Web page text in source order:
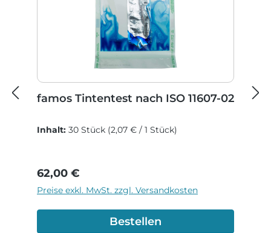
famos Tintentest nach ISO 11607-02
Inhalt: 30 Stück (2,07 € / 1 Stück)
Regulärer Preis:
62,00 €
Preise exkl. MwSt. zzgl. Versandkosten
Bestellen